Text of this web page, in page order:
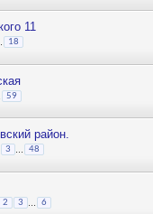
11
18
59
район.
3 48
2 3 ... 6